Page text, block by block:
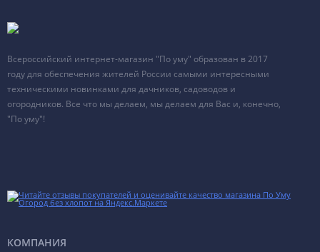
Стандартные цвета: зеленый мох, зеленая мята, шоколадно-
Комплектация: панели грядок, соединительные элементы,
Ограждения легко устанавливаются в любом месте и не
Всероссийский интернет-магазин "По уму" образован в 2017
году для обеспечения жителей России самыми интересными
техническими новинками для дачников, садоводов и
огородников. Все что мы делаем, мы делаем для Вас и, конечно,
"По уму"!
КОМПАНИЯ